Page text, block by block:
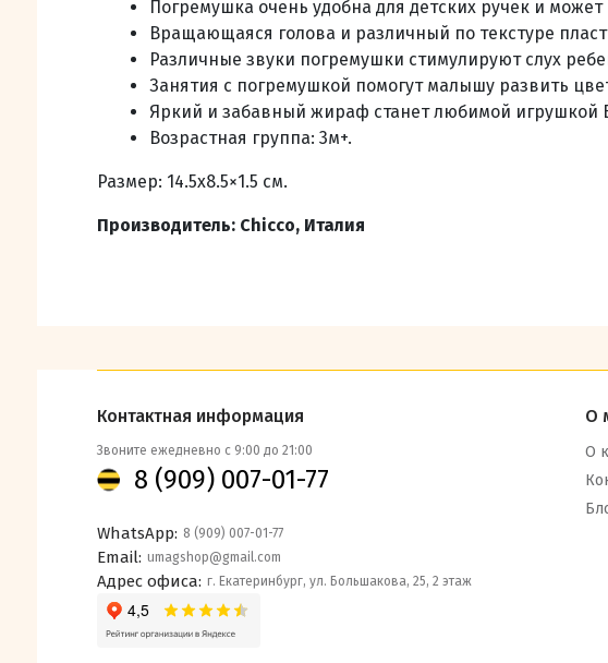
Погремушка очень удобна для детских ручек и
Вращающаяся голова и различный по текстуре
Различные звуки погремушки стимулируют слух
Занятия с погремушкой помогут малышу развить
Яркий и забавный жираф станет любимой игрушкой
Возрастная группа: 3м+.
Размер: 14.5х8.5×1.5 см.
Производитель: Chicco, Италия
Контактная информация
Звоните ежедневно с 9:00 до 21:00
8 (909) 007-01-77
WhatsApp: 8 (909) 007-01-77
Email: umagshop@gmail.com
Адрес офиса: г. Екатеринбург, ул. Большакова, 25, 2 этаж
О
О